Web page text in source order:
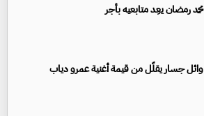
محمد رمضان يعِد متابعيه بأجر
وائل جسار يقلّل من قيمة أغنية عمرو دياب